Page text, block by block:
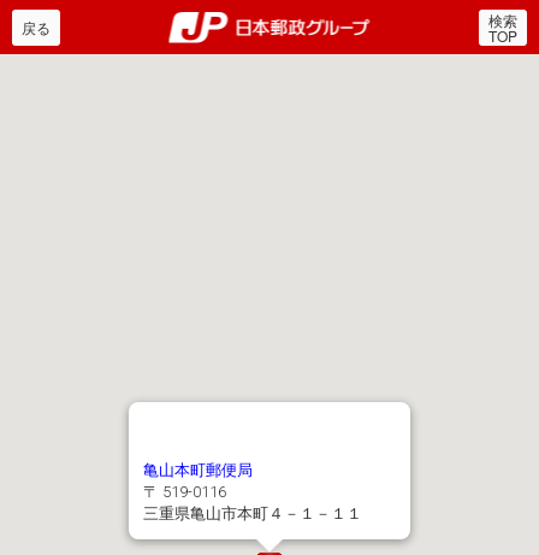
郵便局・日本郵政グルー
戻る 検索
TOP
亀山本町郵便局
〒 519-0116
三重県亀山市本町４－１－１１